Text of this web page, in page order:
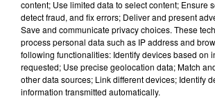
Alouette vous
Futuroscope
content; Use limited data to select content; Ensure
detect fraud, and fix errors; Deliver and present
Save and communicate privacy choices. These
process personal data such as IP address and
following functionalities: Identify devices based on
requested; Use precise geolocation data; Match
other data sources; Link different devices; Identify
information transmitted automatically.